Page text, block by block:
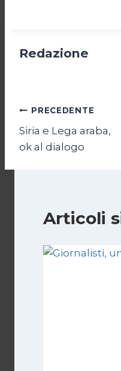
Redazione
Navigazione
articoli
PRECEDENTE
Siria e Lega araba,
ok al dialogo
Articoli